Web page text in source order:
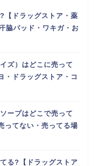
【ドラッグストア・薬
脇パッド・ワキガ・お
ズ）はどこに売って
・ドラッグストア・コ
ープはどこで売って
ってない・売ってる場
る?【ドラッグストア